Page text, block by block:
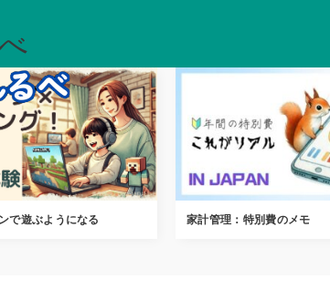
で遊ぶようになる 家計管理：特別費のメモ